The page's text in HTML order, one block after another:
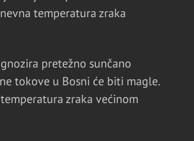
temperatura zraka
pretežno sunčano
tokove u Bosni će biti magle.
zraka većinom